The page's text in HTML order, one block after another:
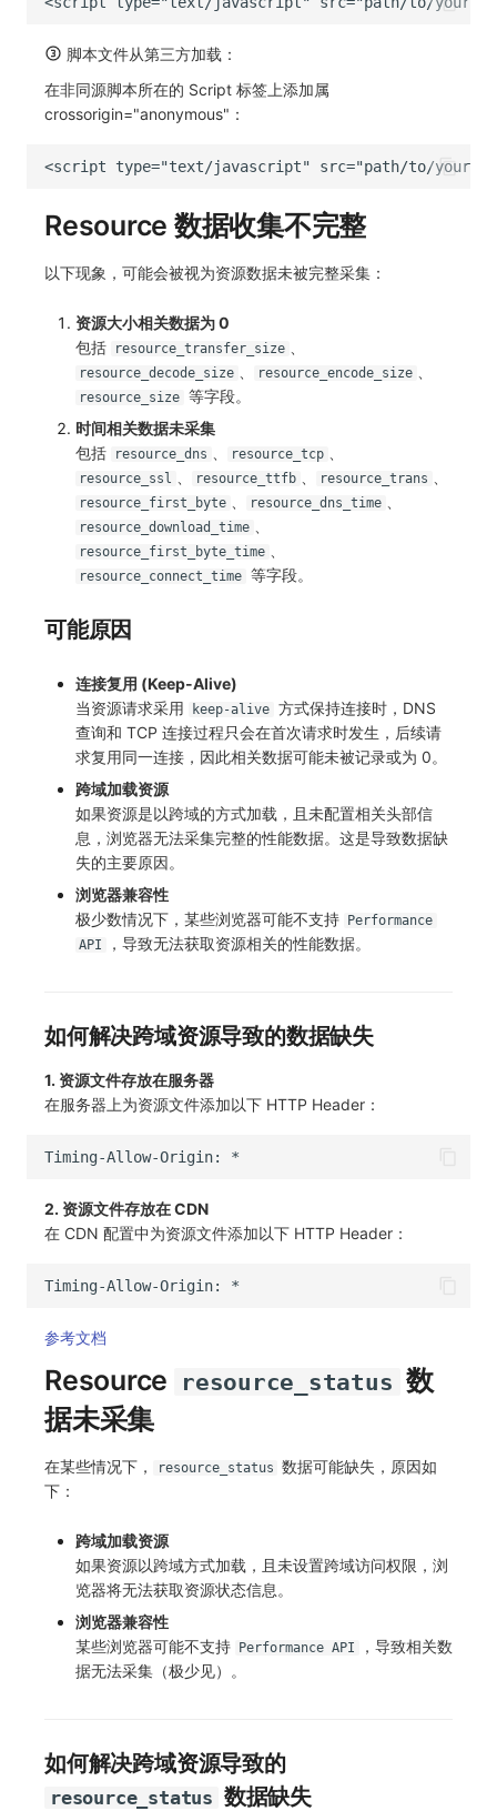
脚本文件从第三方加载：
在非同源脚本所在的 Script 标签上添加属
crossorigin="anonymous"：
Resource 数据收集不完整
以下现象，可能会被视为资源数据未被完整采集：
资源大小相关数据为 0
包括
resource_transfer_size
resource_decode_size resource_encode_size
resource_size 等字段。
时间相关数据未采集
包括
resource_dns resource_tcp
resource_ssl resource_ttfb resource_trans
resource_first_byte resource_dns_time
resource_download_time
resource_first_byte_time
resource_connect_time 等字段。
可能原因
连接复用 (Keep-Alive)
当资源请求采用
keep-alive 方式保持连接时，DNS
查询和 TCP 连接过程只会在首次请求时发生，后续请
求复用同一连接，因此相关数据可能未被记录或为 0。
跨域加载资源
如果资源是以跨域的方式加载，且未配置相关头部信
息，浏览器无法采集完整的性能数据。这是导致数据缺
失的主要原因。
浏览器兼容性
极少数情况下，某些浏览器可能不支持
Performance
API
，导致无法获取资源相关的性能数据。
如何解决跨域资源导致的数据缺失
1. 资源文件存放在服务器
在服务器上为资源文件添加以下 HTTP Header：
Timing-Allow-Origin: *
2. 资源文件存放在 CDN
在 CDN 配置中为资源文件添加以下 HTTP Header：
Timing-Allow-Origin: *
参考文档
Resource resource_status 数
据未采集
在某些情况下， resource_status 数据可能缺失，原因如
下：
跨域加载资源
如果资源以跨域方式加载，且未设置跨域访问权限，浏
览器将无法获取资源状态信息。
浏览器兼容性
某些浏览器可能不支持
Performance API
，导致相关数
据无法采集（极少见）。
如何解决跨域资源导致的
resource_status 数据缺失